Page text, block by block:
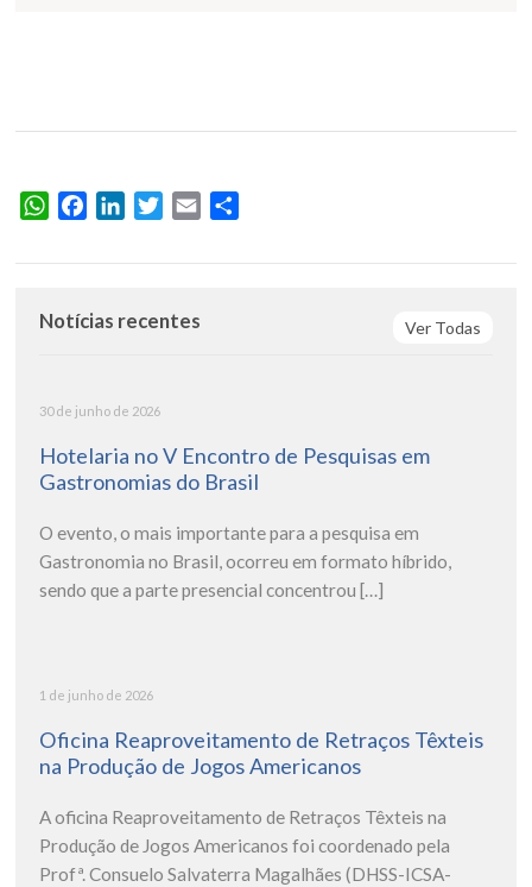
WhatsAppFacebookLinkedInTwitterEmail
Ver Todas
Notícias recentes
30 de junho de 2026
Hotelaria no V Encontro de Pesquisas em
Gastronomias do Brasil
O evento, o mais importante para a pesquisa em
Gastronomia no Brasil, ocorreu em formato híbrido,
sendo que a parte presencial concentrou […]
1 de junho de 2026
Oficina Reaproveitamento de Retraços Têxteis
na Produção de Jogos Americanos
A oficina Reaproveitamento de Retraços Têxteis na
Produção de Jogos Americanos foi coordenado pela
Profª. Consuelo Salvaterra Magalhães (DHSS-ICSA-